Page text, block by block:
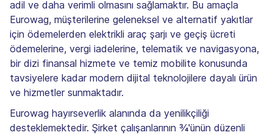
adil ve daha verimli olmasını sağlamaktır. Bu amaçla
Eurowag, müşterilerine geleneksel ve alternatif yakıtlar
için ödemelerden elektrikli araç şarjı ve geçiş ücreti
ödemelerine, vergi iadelerine, telematik ve navigasyona,
bir dizi finansal hizmete ve temiz mobilite konusunda
tavsiyelere kadar modern dijital teknolojilere dayalı ürün
ve hizmetler sunmaktadır.
Eurowag hayırseverlik alanında da yenilikçiliği
desteklemektedir. Şirket çalışanlarının ¾'ünün düzenli